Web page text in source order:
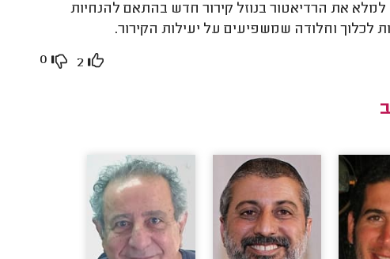
את הרדיאטור בנוזל קירור חדש בהתאם להנחיות
לכלוך וחלודה שמשפיעים על יעילות הקירור.
2
0